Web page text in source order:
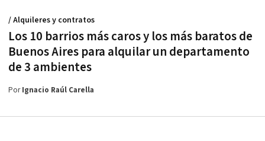
Los 10 barrios más caros y los más baratos de
Buenos Aires para alquilar un departamento
de 3 ambientes
/ Alquileres y contratos
PorIgnacio Raúl Carella